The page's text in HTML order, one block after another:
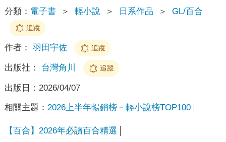
分類： 電子書 ＞ 輕小說 ＞ 日系作品 ＞ GL/百合
追蹤
作者： 羽田宇佐 追蹤
出版社： 台灣角川 追蹤
出版日： 2026/04/07
相關主題： 2026上半年暢銷榜－輕小說榜TOP100
【百合】2026年必讀百合精選